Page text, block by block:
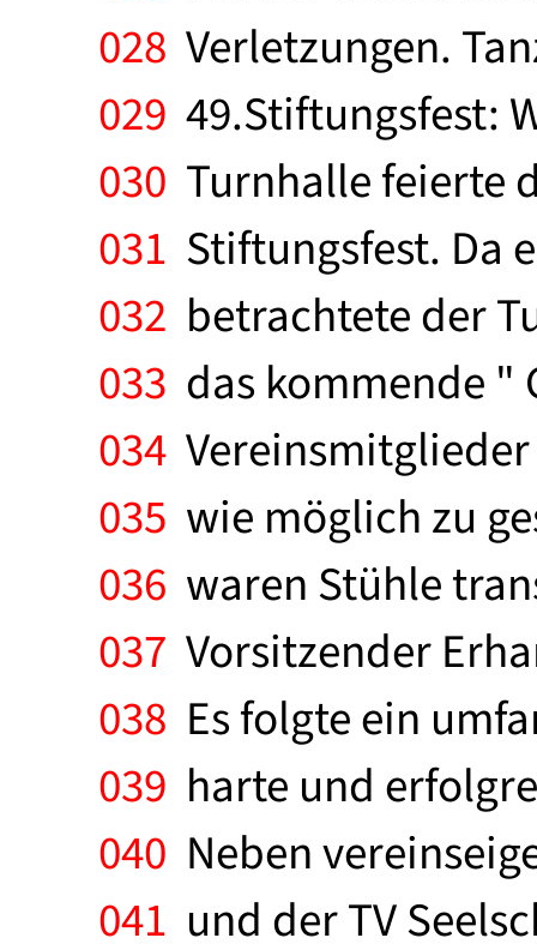
028 Verletzungen.
029 49.Stiftungsfest:
030 Turnhalle feierte
031 Stiftungsfest. Da
032 betrachtete der
033 das kommende "
034
035 wie möglich zu
036 waren Stühle
037 Vorsitzender
038 Es folgte ein
039 harte und
040 Neben
041 und der TV